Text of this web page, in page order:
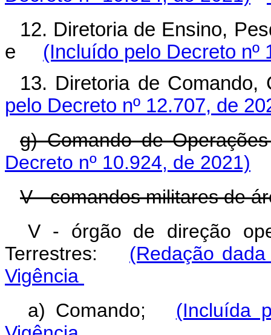
12. Diretoria de Ensino,
e (Incluído pelo Decreto nº
13. Diretoria de
pelo Decreto nº 12.707, de
g) Comando de
Decreto nº 10.924, de 2021)
V - comandos militares de
V - órgão de direção
Terrestres: (Redação
Vigência
a) Comando; (Incluída